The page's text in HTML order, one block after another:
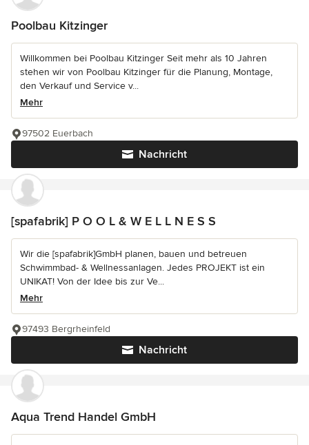
Poolbau Kitzinger
Willkommen bei Poolbau Kitzinger Seit mehr als 10 Jahren
stehen wir von Poolbau Kitzinger für die Planung, Montage,
den Verkauf und Service v...
Mehr
Nachricht
97502 Euerbach
[spafabrik] P O O L & W E L L N E S S
Wir die [spafabrik]GmbH planen, bauen und betreuen
Schwimmbad- & Wellnessanlagen. Jedes PROJEKT ist ein
UNIKAT! Von der Idee bis zur Ve...
Mehr
Nachricht
97493 Bergrheinfeld
Aqua Trend Handel GmbH